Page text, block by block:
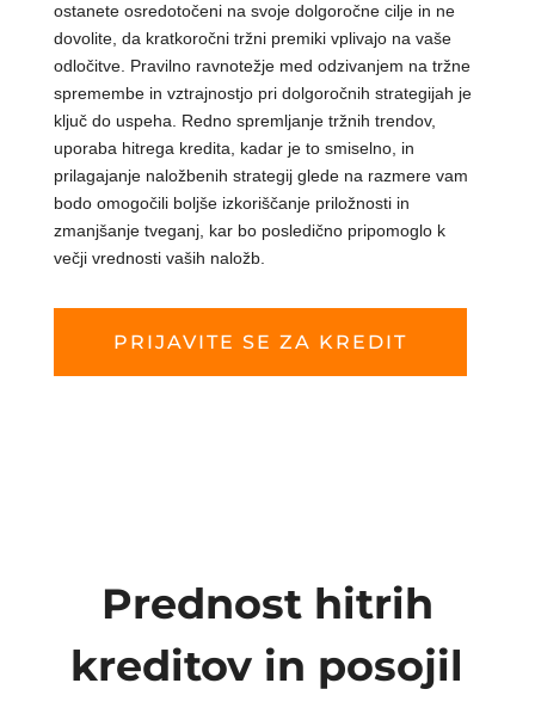
ostanete osredotočeni na svoje dolgoročne cilje in ne
dovolite, da kratkoročni tržni premiki vplivajo na vaše
odločitve. Pravilno ravnotežje med odzivanjem na tržne
spremembe in vztrajnostjo pri dolgoročnih strategijah je
ključ do uspeha. Redno spremljanje tržnih trendov,
uporaba hitrega kredita, kadar je to smiselno, in
prilagajanje naložbenih strategij glede na razmere vam
bodo omogočili boljše izkoriščanje priložnosti in
zmanjšanje tveganj, kar bo posledično pripomoglo k
večji vrednosti vaših naložb.
PRIJAVITE SE ZA KREDIT
Prednost hitrih
kreditov in posojil